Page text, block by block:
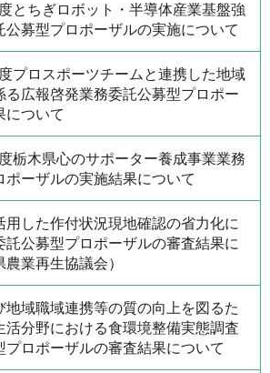
とちぎロボット・半導体産業基盤強
公募型プロポーザルの実施について
プロスポーツチームと連携した地域
る広報啓発業務委託公募型プロポー
について
栃木県心のサポーター養成事業業務
ポーザルの実施結果について
用した作付状況現地確認の省力化に
託公募型プロポーザルの審査結果に
業再生協議会）
地域職域連携等の質の向上を図るた
活分野における食環境整備実態調査
プロポーザルの審査結果について